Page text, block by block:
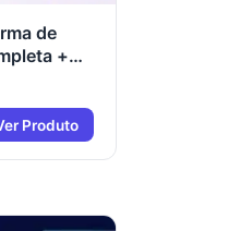
de
+
Produto